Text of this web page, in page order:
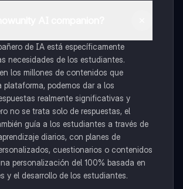
de IA está específicamente
necesidades de los estudiantes.
los millones de contenidos que
plataforma, podemos dar a los
realmente significativas y
no se trata solo de respuestas, el
guía a los estudiantes a través de
diarios, con planes de
cuestionarios o contenidos
personalización del 100% basada en
y el desarrollo de los estudiantes.